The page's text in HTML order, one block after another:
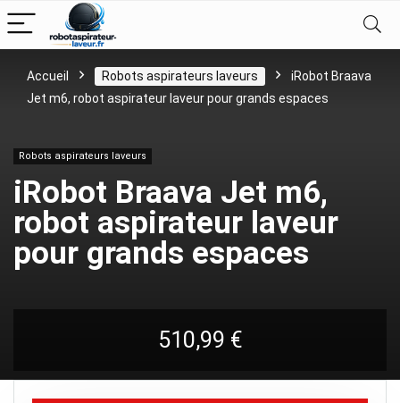
Accueil Robots aspirateurs laveurs
iRobot Braava
Jet m6, robot aspirateur laveur pour grands espaces
Robots aspirateurs laveurs
iRobot Braava Jet m6,
robot aspirateur laveur
pour grands espaces
510,99 €